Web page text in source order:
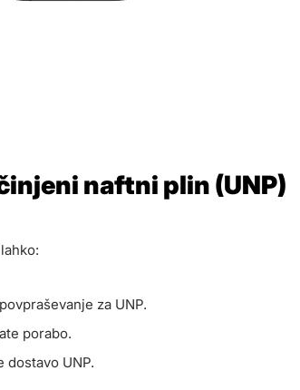
naftni plin (UNP)
za UNP.
porabo.
dostavo UNP.